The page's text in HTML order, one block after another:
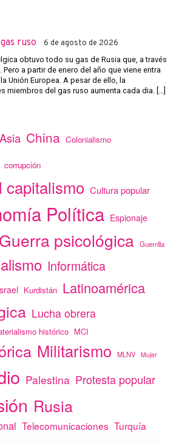
ruso 6 de agosto de 2026
obtuvo todo su gas de Rusia que, a través
a partir de enero del año que viene entra
Unión Europea. A pesar de ello, la
miembros del gas ruso aumenta cada dia. […]
Asia China Colonialismo
corrupción
capitalismo Cultura popular
Política Espionaje
Guerra psicológica Guerrilla
Informática
Kurdistán Latinoamérica
Lucha obrera
histórico MCI
Militarismo MLNV Mujer
Palestina Protesta popular
Rusia
Telecomunicaciones Turquía